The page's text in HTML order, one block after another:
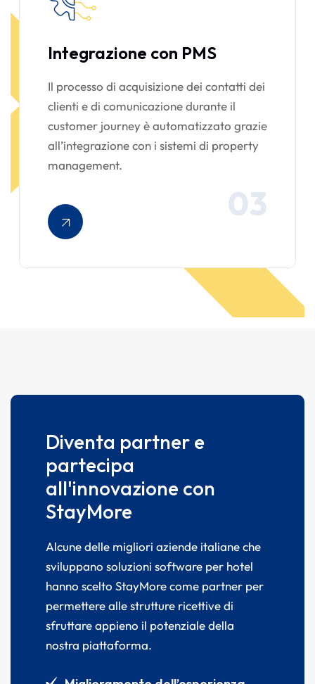
Integrazione con PMS
Il processo di acquisizione dei contatti dei
clienti e di comunicazione durante il
customer journey è automatizzato grazie
all’integrazione con i sistemi di property
management.
03
Diventa partner e
partecipa
all'innovazione con
StayMore
Alcune delle migliori aziende italiane che
sviluppano soluzioni software per hotel
hanno scelto StayMore come partner per
permettere alle strutture ricettive di
sfruttare appieno il potenziale della
nostra piattaforma.